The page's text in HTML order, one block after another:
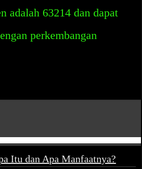
adalah 63214 dan dapat
perkembangan
Itu dan Apa Manfaatnya?